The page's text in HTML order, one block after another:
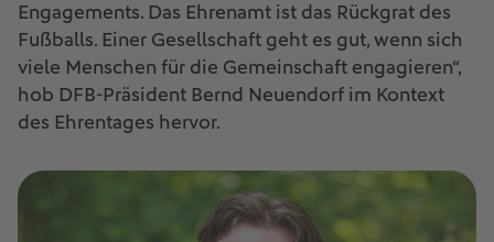
Engagements. Das Ehrenamt ist das Rückgrat des
Fußballs. Einer Gesellschaft geht es gut, wenn sich
viele Menschen für die Gemeinschaft engagieren“,
hob DFB-Präsident Bernd Neuendorf im Kontext
des Ehrentages hervor.